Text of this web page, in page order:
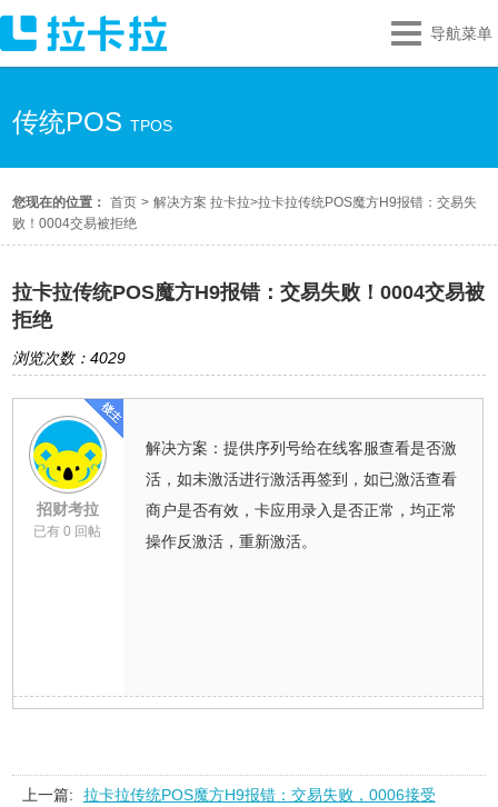
导航菜单
传统POSTPOS
您现在的位置： 首页 > 解决方案 拉卡拉>拉卡拉传统POS魔方H9报错：交易失
败！0004交易被拒绝
拉卡拉传统POS魔方H9报错：交易失败！0004交易被
拒绝
浏览次数：4029
招财考拉
已有 0 回帖
解决方案：提供序列号给在线客服查看是否激
活，如未激活进行激活再签到，如已激活查看
商户是否有效，卡应用录入是否正常，均正常
操作反激活，重新激活。
上一篇:
拉卡拉传统POS魔方H9报错：交易失败，0006接受